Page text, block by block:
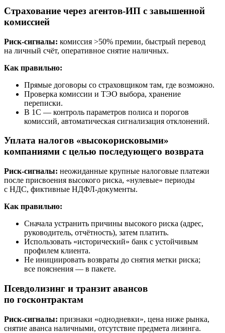
Страхование через агентов-ИП с завышенной
комиссией
Риск-сигналы: комиссия >50% премии, быстрый перевод
на личный счёт, оперативное снятие наличных.
Как правильно:
Прямые договоры со страховщиком там, где возможно.
Проверка комиссии и ТЭО выбора, хранение
переписки.
В 1С — контроль параметров полиса и порогов
комиссий, автоматическая сигнализация отклонений.
Уплата налогов «высокорисковыми»
компаниями с целью последующего возврата
Риск-сигналы: неожиданные крупные налоговые платежи
после присвоения высокого риска, «нулевые» периоды
с НДС, фиктивные НДФЛ-документы.
Как правильно:
Сначала устранить причины высокого риска (адрес,
руководитель, отчётность), затем платить.
Использовать «исторический» банк с устойчивым
профилем клиента.
Не инициировать возвраты до снятия метки риска;
все пояснения — в пакете.
Псевдолизинг и транзит авансов
по госконтрактам
Риск-сигналы: признаки «однодневки», цена ниже рынка,
снятие аванса наличными, отсутствие предмета лизинга.